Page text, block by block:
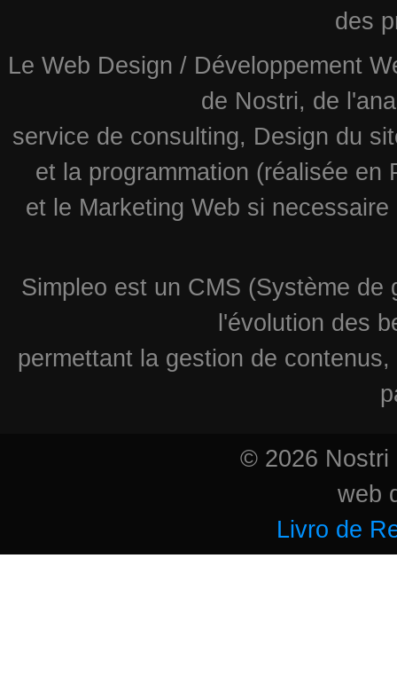
des
Le Web Design / Développement
de Nostri, de
service de consulting, Design du
et la programmation (réalisée en
et le Marketing Web si
Simpleo est un CMS (Système
l'évolution des
permettant la gestion de
© 2026 Nostri
web
Livro de